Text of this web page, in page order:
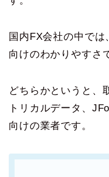
国内FX会社の中で
向けのわかりやすさ
どちらかというと、
トリカルデータ、
向けの業者です。